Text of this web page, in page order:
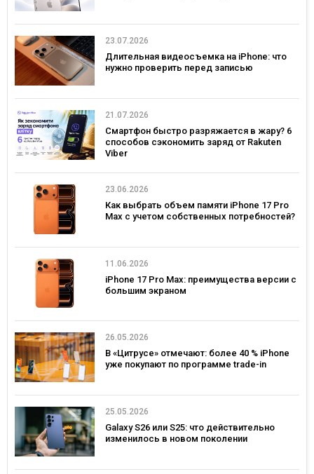
23.07.2026
Длительная видеосъемка на iPhone: что
нужно проверить перед записью
21.07.2026
Смартфон быстро разряжается в жару? 6
способов сэкономить заряд от Rakuten
Viber
23.06.2026
Как выбрать объем памяти iPhone 17 Pro
Max с учетом собственных потребностей?
11.06.2026
iPhone 17 Pro Max: преимущества версии с
большим экраном
26.05.2026
В «Цитрусе» отмечают: более 40 % iPhone
уже покупают по программе trade-in
25.05.2026
Galaxy S26 или S25: что действительно
изменилось в новом поколении